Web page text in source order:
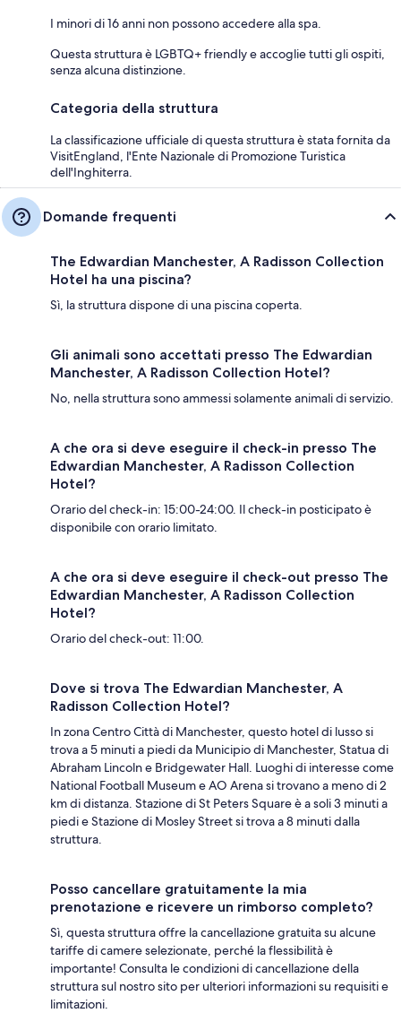
I minori di 16 anni non possono accedere alla spa.
Questa struttura è LGBTQ+ friendly e accoglie tutti gli ospiti,
senza alcuna distinzione.
Categoria della struttura
La classificazione ufficiale di questa struttura è stata fornita da
VisitEngland, l'Ente Nazionale di Promozione Turistica
dell'Inghiterra.
Domande frequenti
The Edwardian Manchester, A Radisson Collection
Hotel ha una piscina?
Sì, la struttura dispone di una piscina coperta.
Gli animali sono accettati presso The Edwardian
Manchester, A Radisson Collection Hotel?
No, nella struttura sono ammessi solamente animali di servizio.
A che ora si deve eseguire il check-in presso The
Edwardian Manchester, A Radisson Collection
Hotel?
Orario del check-in: 15:00-24:00. Il check-in posticipato è
disponibile con orario limitato.
A che ora si deve eseguire il check-out presso The
Edwardian Manchester, A Radisson Collection
Hotel?
Orario del check-out: 11:00.
Dove si trova The Edwardian Manchester, A
Radisson Collection Hotel?
In zona Centro Città di Manchester, questo hotel di lusso si
trova a 5 minuti a piedi da Municipio di Manchester, Statua di
Abraham Lincoln e Bridgewater Hall. Luoghi di interesse come
National Football Museum e AO Arena si trovano a meno di 2
km di distanza. Stazione di St Peters Square è a soli 3 minuti a
piedi e Stazione di Mosley Street si trova a 8 minuti dalla
struttura.
Posso cancellare gratuitamente la mia
prenotazione e ricevere un rimborso completo?
Sì, questa struttura offre la cancellazione gratuita su alcune
tariffe di camere selezionate, perché la flessibilità è
importante! Consulta le condizioni di cancellazione della
struttura sul nostro sito per ulteriori informazioni su requisiti e
limitazioni.